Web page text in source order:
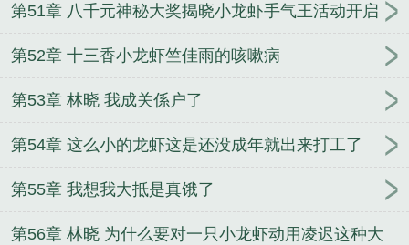
第51章 八千元神秘大奖揭晓小龙虾手气王活动开启
第52章 十三香小龙虾竺佳雨的咳嗽病
第53章 林晓 我成关係户了
第54章 这么小的龙虾这是还没成年就出来打工了
第55章 我想我大抵是真饿了
第56章 林晓 为什么要对一只小龙虾动用凌迟这种大